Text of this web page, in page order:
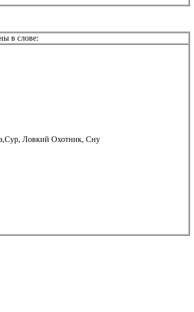
в слове:
Ловкий Охотник, Сну